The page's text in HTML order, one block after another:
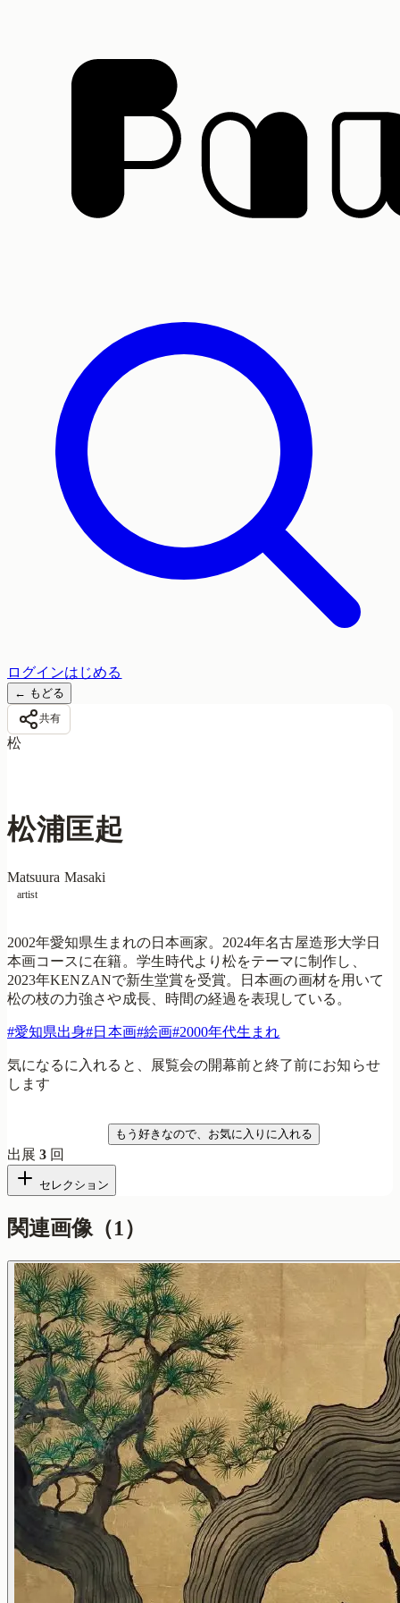
ログインはじめる
← もどる
共有
松
松浦匡起
Matsuura Masaki
artist
2002年愛知県生まれの日本画家。2024年名古屋造形大学日
本画コースに在籍。学生時代より松をテーマに制作し、
2023年KENZANで新生堂賞を受賞。日本画の画材を用いて
松の枝の力強さや成長、時間の経過を表現している。
#愛知県出身#日本画#絵画#2000年代生まれ
気になるに入れると、展覧会の開幕前と終了前にお知らせ
します
もう好きなので、お気に入りに入れる
出展3 回
セレクション
関連画像（1）